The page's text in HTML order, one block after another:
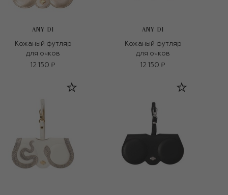
ANY DI
Кожаный футляр
для очков
12 150 ₽
ANY DI
Кожаный футляр
для очков
12 150 ₽